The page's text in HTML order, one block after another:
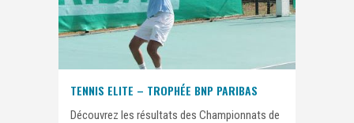
TENNIS ELITE – TROPHÉE BNP PARIBAS
Découvrez les résultats des Championnats de